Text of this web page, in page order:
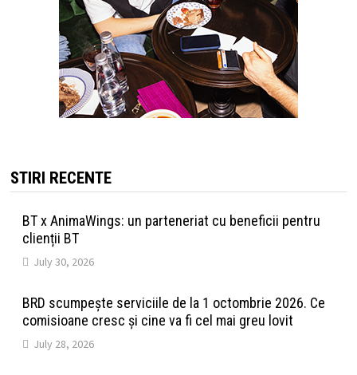
STIRI RECENTE
BT x AnimaWings: un parteneriat cu beneficii pentru
clienții BT
July 30, 2026
BRD scumpește serviciile de la 1 octombrie 2026. Ce
comisioane cresc și cine va fi cel mai greu lovit
July 28, 2026